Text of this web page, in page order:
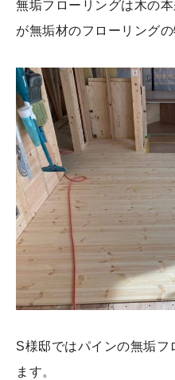
無垢フローリングは木の
が無垢材のフローリングの
S様邸ではパインの無垢フ
ます。